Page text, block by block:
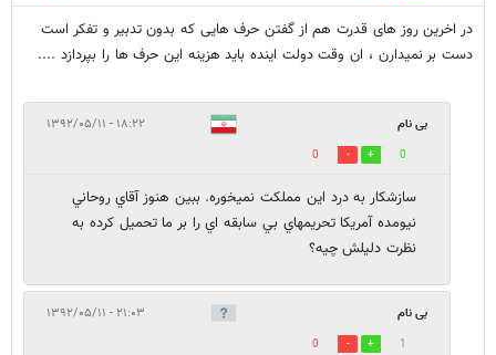
در اخرین روز های قدرت هم از گفتن حرف هایی که بدون تدبیر و تفکر است
دست بر نمیدارن ، ان وقت دولت اینده باید هزینه این حرف ها را بپردازد ....
بی نام ۱۸:۲۲ - ۱۳۹۲/۰۵/۱۱
0
0
سازشكار به درد اين مملكت نميخوره. ببين هنوز آقاي روحاني
نيومده آمريكا تحريمهاي بي سابقه اي را بر ما تحميل كرده به
نظرت دليلش چيه؟
بی نام ۲۱:۰۳ - ۱۳۹۲/۰۵/۱۱
1
0